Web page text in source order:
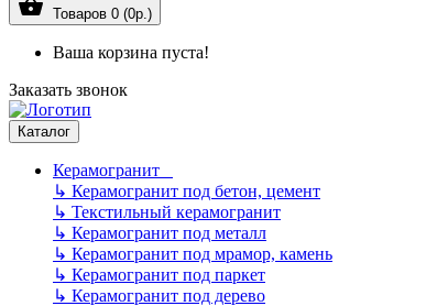
Товаров 0 (0р.)
Ваша корзина пуста!
Заказать звонок
Каталог
Керамогранит
↳ Керамогранит под бетон, цемент
↳ Текстильный керамогранит
↳ Керамогранит под металл
↳ Керамогранит под мрамор, камень
↳ Керамогранит под паркет
↳ Керамогранит под дерево